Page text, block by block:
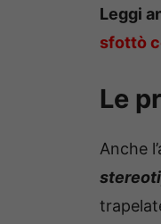
Leggi
sfottò
Le
Anche